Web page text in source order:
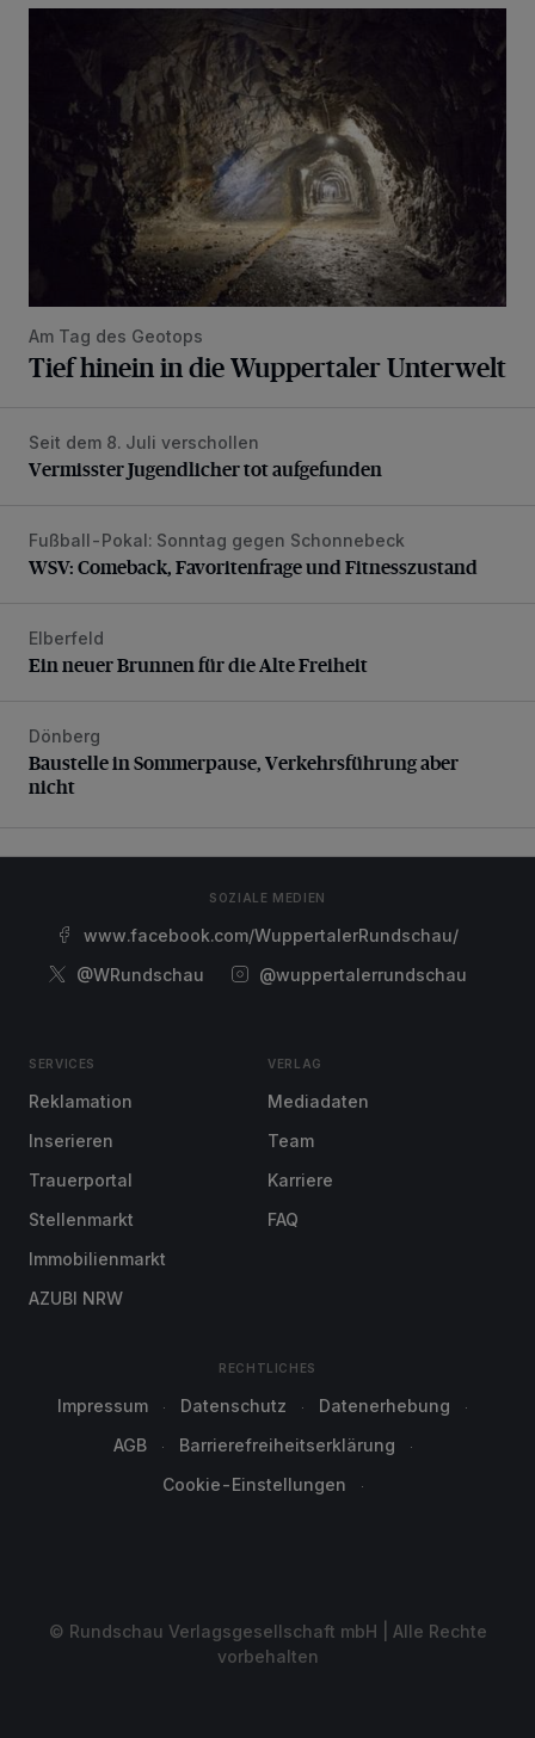
Am Tag des Geotops
Tief hinein in die Wuppertaler Unterwelt
Vermisster Jugendlicher tot aufgefunden
Seit dem 8. Juli verschollen
Vermisster Jugendlicher tot aufgefunden
WSV: Comeback, Favoritenfrage und Fitnesszustand
Fußball-Pokal: Sonntag gegen Schonnebeck
WSV: Comeback, Favoritenfrage und Fitnesszustand
Ein neuer Brunnen für die Alte Freiheit
Elberfeld
Ein neuer Brunnen für die Alte Freiheit
Baustelle in Sommerpause, Verkehrsführung aber nicht
Dönberg
Baustelle in Sommerpause, Verkehrsführung aber
nicht
SOZIALE MEDIEN
www.facebook.com/WuppertalerRundschau/
@WRundschau
@wuppertalerrundschau
SERVICES
Reklamation
Inserieren
Trauerportal
Stellenmarkt
Immobilienmarkt
AZUBI NRW
VERLAG
Mediadaten
Team
Karriere
FAQ
RECHTLICHES
Impressum Datenschutz
Datenerhebung
AGB
Barrierefreiheitserklärung
Cookie-Einstellungen
© Rundschau Verlagsgesellschaft mbH | Alle Rechte
vorbehalten